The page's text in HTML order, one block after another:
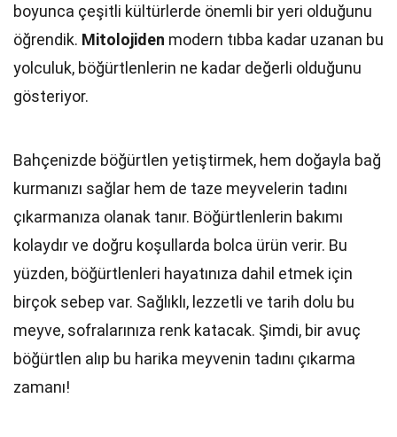
boyunca çeşitli kültürlerde önemli bir yeri olduğunu
öğrendik. Mitolojiden modern tıbba kadar uzanan bu
yolculuk, böğürtlenlerin ne kadar değerli olduğunu
gösteriyor.
Bahçenizde böğürtlen yetiştirmek, hem doğayla bağ
kurmanızı sağlar hem de taze meyvelerin tadını
çıkarmanıza olanak tanır. Böğürtlenlerin bakımı
kolaydır ve doğru koşullarda bolca ürün verir. Bu
yüzden, böğürtlenleri hayatınıza dahil etmek için
birçok sebep var. Sağlıklı, lezzetli ve tarih dolu bu
meyve, sofralarınıza renk katacak. Şimdi, bir avuç
böğürtlen alıp bu harika meyvenin tadını çıkarma
zamanı!